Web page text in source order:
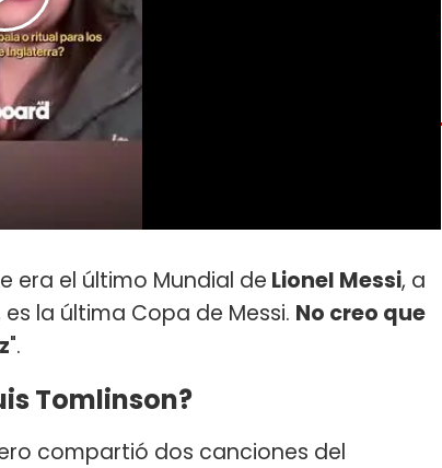
era el último Mundial de Lionel Messi, a
es la última Copa de Messi. No creo que
".
Tomlinson?
compartió dos canciones del